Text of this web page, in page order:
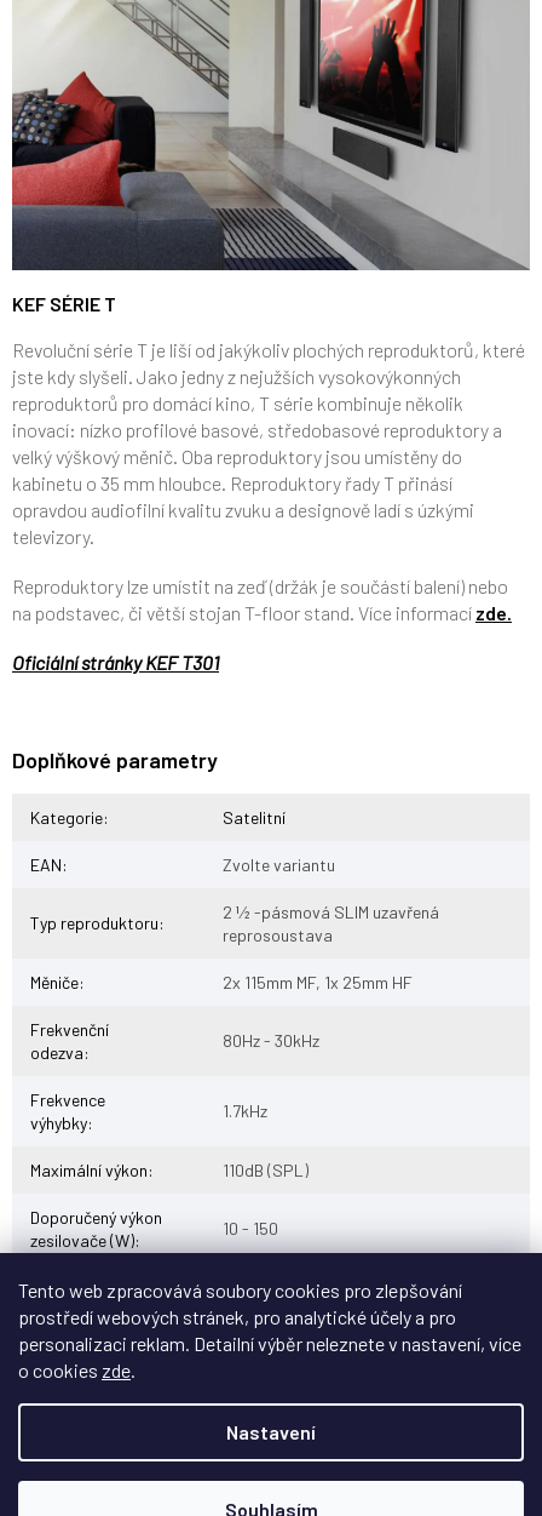
Tento web zpracovává soubory cookies pro zlepšování
prostředí webových stránek, pro analytické účely a pro
personalizaci reklam. Detailní výběr neleznete v nastavení, více
o cookies zde
Nastavení
Souhlasím
KEF SÉRIE T
Revoluční série T je liší od jakýkoliv plochých reproduktorů, které
jste kdy slyšeli. Jako jedny z nejužších vysokovýkonných
reproduktorů pro domácí kino, T série kombinuje několik
inovací: nízko profilové basové, středobasové reproduktory a
velký výškový měnič. Oba reproduktory jsou umístěny do
kabinetu o 35 mm hloubce. Reproduktory řady T přinásí
opravdou audiofilní kvalitu zvuku a designově ladí s úzkými
televizory.
Reproduktory lze umístit na zeď (držák je součástí balení) nebo
na podstavec, či větší stojan T-floor stand. Více informací zde.
Oficiální stránky KEF T301
Doplňkové parametry
Kategorie: Satelitní
EAN: Zvolte variantu
Typ reproduktoru:
2 1⁄2 -pásmová SLIM uzavřená
reprosoustava
Měniče: 2x 115mm MF, 1x 25mm HF
Frekvenční
odezva:
80Hz - 30kHz
Frekvence
výhybky:
1.7kHz
Maximální výkon: 110dB (SPL)
Doporučený výkon
zesilovače (W):
10 - 150
Citlivost: (2.83V/1m), 88dB (na stojanu)
Impendance : 8 Ohmů
Objem kabinetu
600* x 140 x 35 mm (reproduktor se